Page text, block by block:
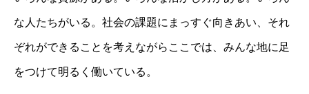
な人たちがいる。 社会の課題にまっすぐ向きあい、それ
ぞれができることを考えながら ここでは、みんな地に足
をつけて明るく働いている。